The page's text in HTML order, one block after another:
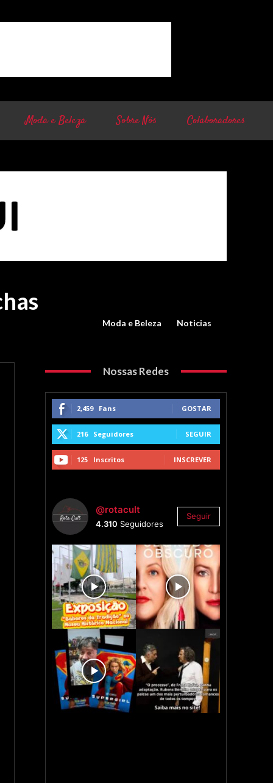
Moda e Beleza Sobre Nós Colaboradores
Moda e Beleza Noticias
Nossas Redes
2,459 Fans GOSTAR
216 Seguidores SEGUIR
125 Inscritos INSCREVER
@rotacult
4.310 Seguidores
Seguir